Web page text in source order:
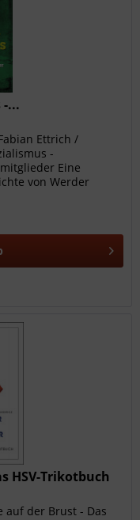
...
Ettrich /
-
Eine
von Werder
HSV-Trikotbuch
auf der Brust - Das